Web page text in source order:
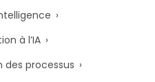
à l’IA
processus